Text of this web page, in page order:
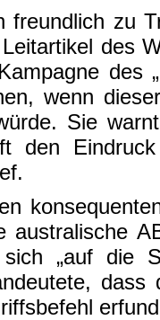
freundlich zu
des
des
wenn
Sie
den
australische
„auf die